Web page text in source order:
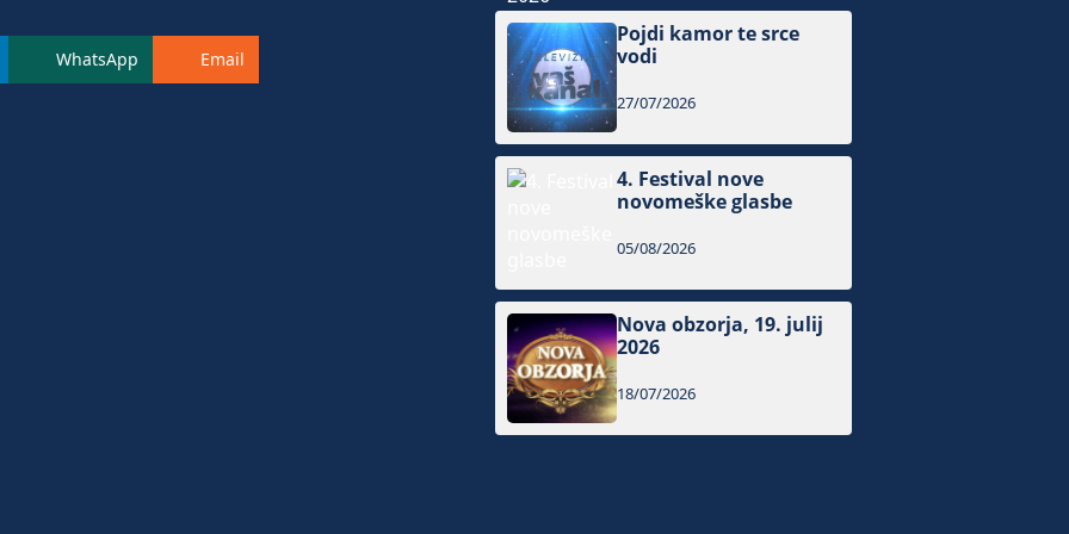
WhatsApp Email
Pojdi kamor te srce
vodi
27/07/2026
4. Festival nove
novomeške glasbe
05/08/2026
Nova obzorja, 19. julij
2026
18/07/2026